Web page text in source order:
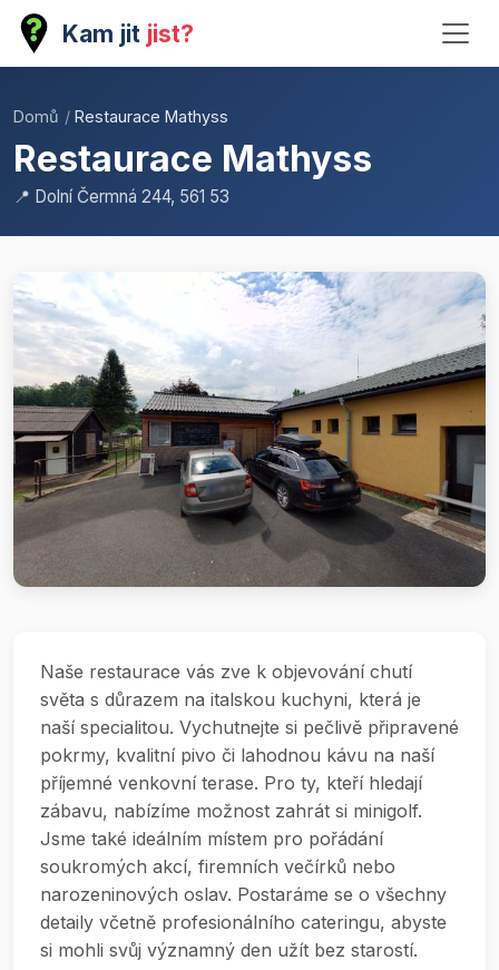
Kam jit jist?
Domů / Restaurace Mathyss
Restaurace Mathyss
📍 Dolní Čermná 244, 561 53
Naše restaurace vás zve k objevování chutí
světa s důrazem na italskou kuchyni, která je
naší specialitou. Vychutnejte si pečlivě připravené
pokrmy, kvalitní pivo či lahodnou kávu na naší
příjemné venkovní terase. Pro ty, kteří hledají
zábavu, nabízíme možnost zahrát si minigolf.
Jsme také ideálním místem pro pořádání
soukromých akcí, firemních večírků nebo
narozeninových oslav. Postaráme se o všechny
detaily včetně profesionálního cateringu, abyste
si mohli svůj významný den užít bez starostí.